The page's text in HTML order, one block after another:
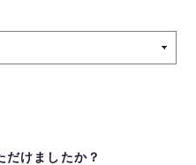
だけましたか？